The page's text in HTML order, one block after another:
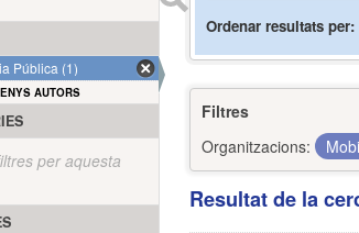
Ordenar resultats per
Filtres
Organitzacions:
Resultat de la
Pública (1)
AUTORS
per aquesta